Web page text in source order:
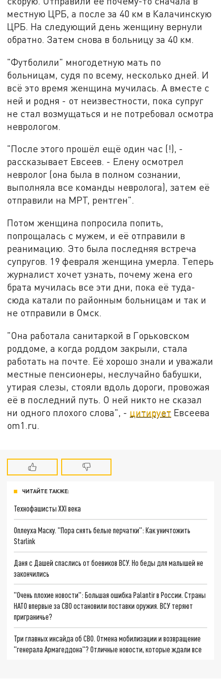
местную ЦРБ, а после за 40 км в Калачинскую
ЦРБ. На следующий день женщину вернули
обратно. Затем снова в больницу за 40 км.
"Футболили" многодетную мать по
больницам, судя по всему, несколько дней. И
всё это время женщина мучилась. А вместе с
ней и родня - от неизвестности, пока супруг
не стал возмущаться и не потребовал осмотра
неврологом.
"После этого прошёл ещё один час (!), -
рассказывает Евсеев. - Елену осмотрел
невролог (она была в полном сознании,
выполняла все команды невролога), затем её
отправили на МРТ, рентген".
Потом женщина попросила попить,
попрощалась с мужем, и её отправили в
реанимацию. Это была последняя встреча
супругов. 19 февраля женщина умерла. Теперь
журналист хочет узнать, почему жена его
брата мучилась все эти дни, пока её туда-
сюда катали по районным больницам и так и
не отправили в Омск.
"Она работала санитаркой в Горьковском
роддоме, а когда роддом закрыли, стала
работать на почте. Её хорошо знали и уважали
местные пенсионеры, неслучайно бабушки,
утирая слезы, стояли вдоль дороги, провожая
её в последний путь. О ней никто не сказал
ни одного плохого слова", - цитирует Евсеева
om1.ru.
ЧИТАЙТЕ ТАКЖЕ:
Технофашисты XXI века
Оплеуха Маску. "Пора снять белые перчатки": Как уничтожить
Starlink
Даня с Дашей спаслись от боевиков ВСУ. Но беды для малышей не
закончились
"Очень плохие новости": Большая ошибка Palantir в России. Страны
НАТО впервые за СВО остановили поставки оружия. ВСУ теряют
приграничье?
Три главных инсайда об СВО. Отмена мобилизации и возвращение
"генерала Армагеддона"? Отличные новости, которые ждали все